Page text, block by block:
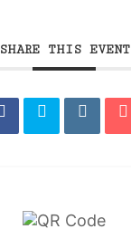
SHARE THIS EVENT